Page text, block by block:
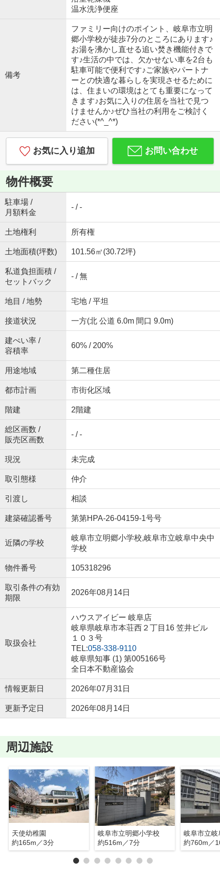
温水洗浄便座
備考
ファミリー向けのポイント、岐阜市立明
郷小学校が徒歩7分のところにあります♪
お湯を沸かし直せる追い焚き機能付きで
す♪生活の中では、欠かせない車を2台も
駐車可能で便利です♪ご家族やパートナ
ーとの快適な暮らしを実現させるために
は、住まいの環境はとても重要になって
きます♪お気に入りの住居を当社で見つ
けませんか♪ぜひ当社の利用をご検討く
ださい(*^_^*)
お気に入り追加 お問い合わせ
物件概要
駐車場 /
月額料金
- / -
土地権利 所有権
土地面積(坪数) 101.56㎡(30.72坪)
私道負担面積 /
セットバック
- / 無
地目 / 地勢 宅地 / 平坦
接道状況 一方(北 公道 6.0m 間口 9.0m)
建ぺい率 /
容積率
60% / 200%
用途地域 第二種住居
都市計画 市街化区域
階建 2階建
総区画数 /
販売区画数
- / -
現況 未完成
取引態様 仲介
引渡し 相談
建築確認番号 第第HPA-26-04159-1号号
近隣の学校
岐阜市立明郷小学校,岐阜市立岐阜中央中
学校
物件番号 105318296
取引条件の有効
期限
2026年08月14日
取扱会社
ハウスアイビー 岐阜店
岐阜県岐阜市本荘西２丁目16 笠井ビル
１０３号
TEL:058-338-9110
岐阜県知事 (1) 第005166号
全日本不動産協会
情報更新日 2026年07月31日
更新予定日 2026年08月14日
周辺施設
天使幼稚園
約165m／3分
岐阜市立明郷小学校
約516m／7分
約760m／